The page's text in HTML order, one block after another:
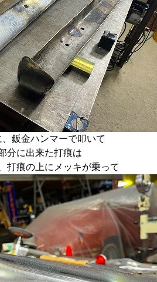
鈑金ハンマーで叩いて
分に出来た打痕は
打痕の上にメッキが乗って